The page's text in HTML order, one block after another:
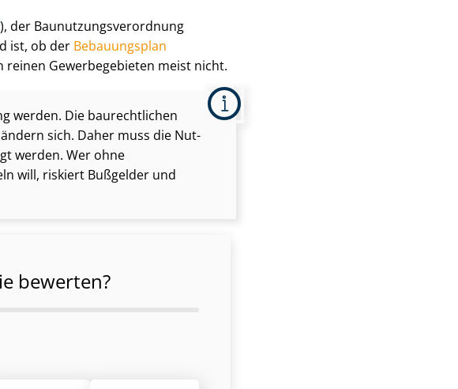
), der Bau­nut­zungs­ver­ord­nung
ist, ob der Bebauungsplan
reinen Gewerbegebieten meist nicht.
werden. Die baurechtlichen
sich. Daher muss die Nut­
werden. Wer ohne
will, riskiert Bußgelder und
bewerten?